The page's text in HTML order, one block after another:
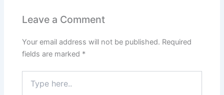
Leave a Comment
Your email address will not be published. Required
fields are marked *
here..